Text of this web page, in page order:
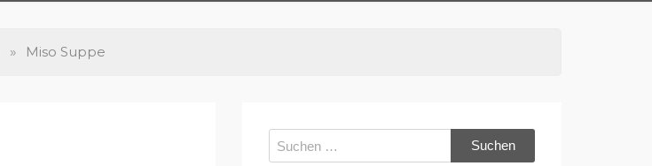
» Miso Suppe
Suchen
nach: